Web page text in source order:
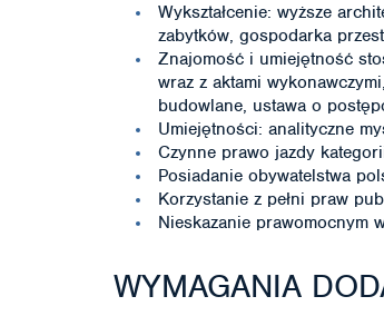
Wykształcenie: wyższe
zabytków, gospodarka
Znajomość i umiejętność
wraz z aktami
budowlane, ustawa o
Umiejętności: analityczne
Czynne prawo jazdy
Posiadanie obywatelstwa
Korzystanie z pełni praw
Nieskazanie prawomocnym
WYMAGANIA